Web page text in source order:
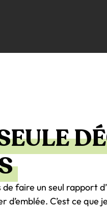
faire un seul rapport
C’est ce